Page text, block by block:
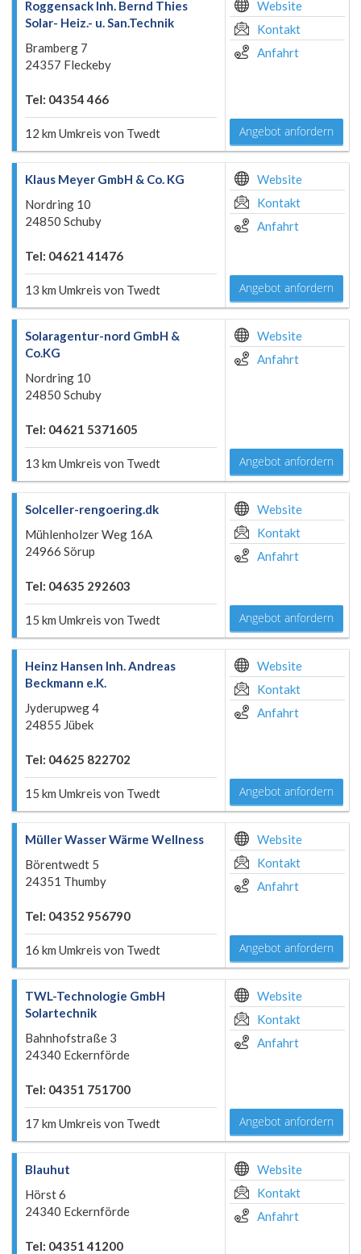
Roggensack Inh. Bernd Thies
Solar- Heiz.- u. San.Technik
Bramberg 7
24357 Fleckeby
Tel: 04354 466
12 km Umkreis von Twedt
Website
Kontakt
Anfahrt
Angebot anfordern
Klaus Meyer GmbH & Co. KG
Nordring 10
24850 Schuby
Tel: 04621 41476
13 km Umkreis von Twedt
Website
Kontakt
Anfahrt
Angebot anfordern
Solaragentur-nord GmbH &
Co.KG
Nordring 10
24850 Schuby
Tel: 04621 5371605
13 km Umkreis von Twedt
Website
Anfahrt
Angebot anfordern
Solceller-rengoering.dk
Mühlenholzer Weg 16A
24966 Sörup
Tel: 04635 292603
15 km Umkreis von Twedt
Website
Kontakt
Anfahrt
Angebot anfordern
Heinz Hansen Inh. Andreas
Beckmann e.K.
Jyderupweg 4
24855 Jübek
Tel: 04625 822702
15 km Umkreis von Twedt
Website
Kontakt
Anfahrt
Angebot anfordern
Müller Wasser Wärme Wellness
Börentwedt 5
24351 Thumby
Tel: 04352 956790
16 km Umkreis von Twedt
Website
Kontakt
Anfahrt
Angebot anfordern
TWL-Technologie GmbH
Solartechnik
Bahnhofstraße 3
24340 Eckernförde
Tel: 04351 751700
17 km Umkreis von Twedt
Website
Kontakt
Anfahrt
Angebot anfordern
Blauhut
Hörst 6
24340 Eckernförde
Tel: 04351 41200
Website
Kontakt
Anfahrt